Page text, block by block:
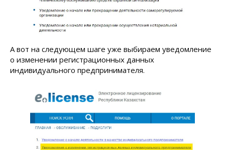
А вот на следующем шаге уже выбираем уведомление
о изменении регистрационных данных
индивидуального предпринимателя.